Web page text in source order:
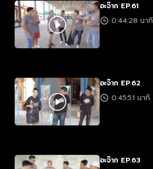
อะจ๊าก EP.61
0:44:28 นาที
อะจ๊าก EP.62
0:45:51 นาที
อะจ๊าก EP.63